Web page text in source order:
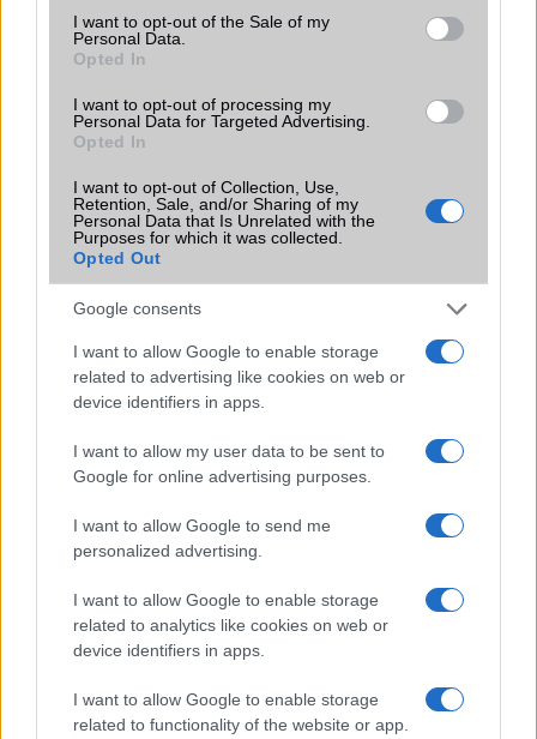
consent section.
I want to opt-out of the Sale of my
Personal Data.
Opted In
I want to opt-out of processing my
Personal Data for Targeted Advertising.
Opted In
I want to opt-out of Collection, Use,
Retention, Sale, and/or Sharing of my
Personal Data that Is Unrelated with the
Purposes for which it was collected.
Opted Out
Google consents
I want to allow Google to enable storage
related to advertising like cookies on web or
device identifiers in apps.
I want to allow my user data to be sent to
Google for online advertising purposes.
I want to allow Google to send me
personalized advertising.
I want to allow Google to enable storage
related to analytics like cookies on web or
device identifiers in apps.
I want to allow Google to enable storage
related to functionality of the website or app.
SNS integráció alap szolgáltatás alap szolgáltatás
Organizer
T9 szótár
alkalmazás független
szótár
alkalmazás
viewer (Word,
Excel,
Iránytũ ecompass ecompass
EGYÉB
SIM típus nanoSIM nanoSIM
Flight mode Van
Terület Globális Globális
Funkciók 120 Hz
Black, White,
Brand Nincs 2019